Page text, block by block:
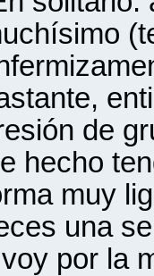
de
hecho
muy
una
por la